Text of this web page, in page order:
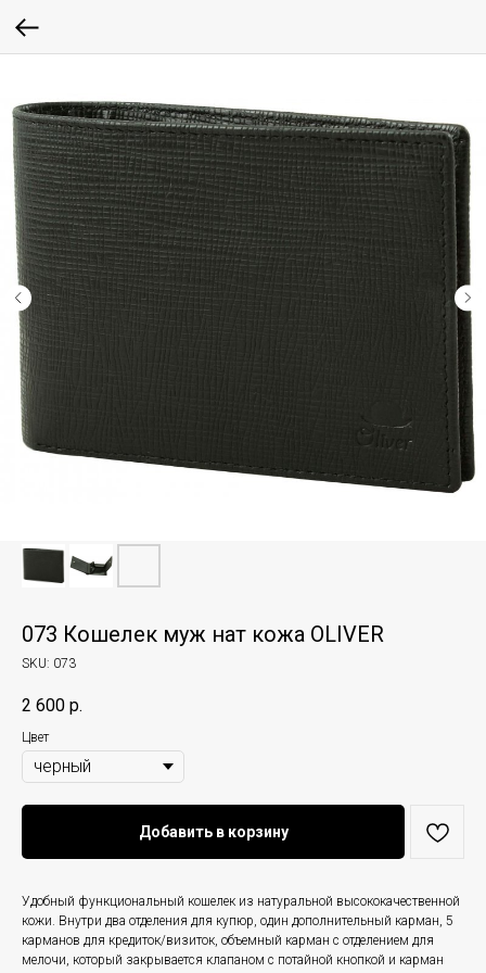
073 Кошелек муж нат кожа OLIVER
SKU: 073
2 600 р.
Цвет
Добавить в корзину
Удобный функциональный кошелек из натуральной высококачественной
кожи. Внутри два отделения для купюр, один дополнительный карман, 5
карманов для кредиток/визиток, объемный карман с отделением для
мелочи, который закрывается клапаном с потайной кнопкой и карман